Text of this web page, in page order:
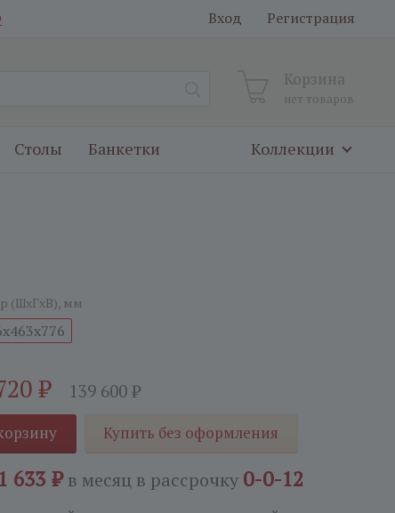
Вход Регистрация
Корзина
нет товаров
Столы Банкетки Коллекции
(ШxГxВ), мм
₽ 139 600₽
Купить без оформления
633 ₽в месяц в рассрочку 0-0-12